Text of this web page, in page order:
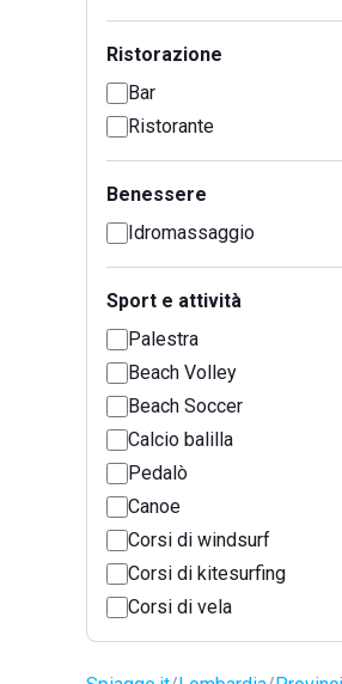
Ristorazione
Bar
Ristorante
Benessere
Idromassaggio
Sport e attività
Palestra
Beach Volley
Beach Soccer
Calcio balilla
Pedalò
Canoe
Corsi di windsurf
Corsi di kitesurfing
Corsi di vela